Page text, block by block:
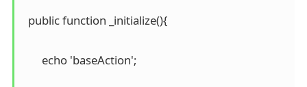
  public function _initialize(){
       echo 'baseAction';